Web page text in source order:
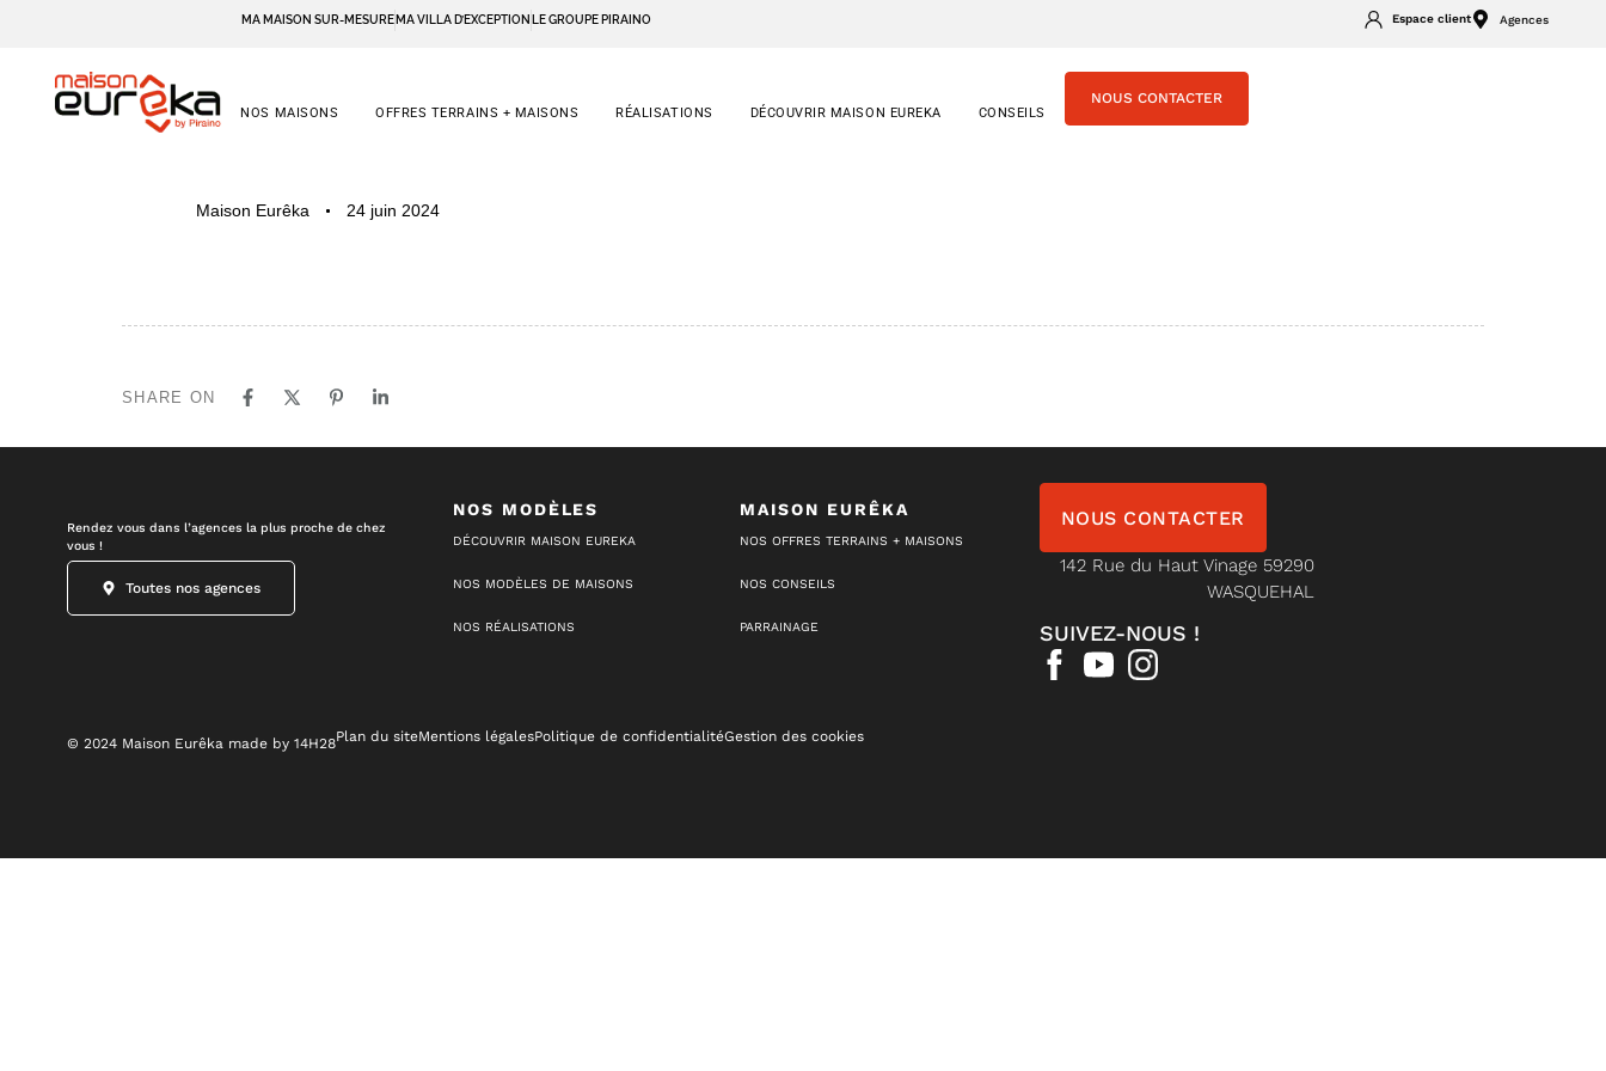
MA MAISON SUR-MESURE MA VILLA D’EXCEPTION LE GROUPE PIRAINO Espace client Agences
NOS MAISONS OFFRES TERRAINS + MAISONS RÉALISATIONS DÉCOUVRIR MAISON EUREKA CONSEILS
NOUS CONTACTER
Maison Eurêka
24 juin 2024
SHARE ON
Rendez vous dans l’agences la plus proche de chez
vous !
Toutes nos agences
NOS MODÈLES
DÉCOUVRIR MAISON EUREKA
NOS MODÈLES DE MAISONS
NOS RÉALISATIONS
MAISON EURÊKA
NOS OFFRES TERRAINS + MAISONS
NOS CONSEILS
PARRAINAGE
NOUS CONTACTER
142 Rue du Haut Vinage 59290
WASQUEHAL
SUIVEZ-NOUS !
© 2024 Maison Eurêka made by 14H28Plan du siteMentions légalesPolitique de confidentialitéGestion des cookies